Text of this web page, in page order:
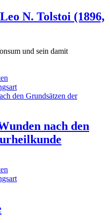
N. Tolstoi (1896,
und sein damit
nach den